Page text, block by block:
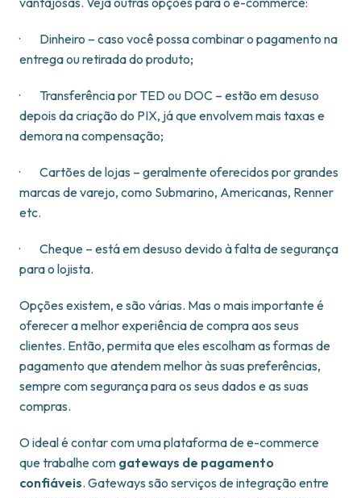
· Dinheiro – caso você possa combinar o pagamento na
entrega ou retirada do produto;
· Transferência por TED ou DOC – estão em desuso
depois da criação do PIX, já que envolvem mais taxas e
demora na compensação;
· Cartões de lojas – geralmente oferecidos por grandes
marcas de varejo, como Submarino, Americanas, Renner
etc.
· Cheque – está em desuso devido à falta de segurança
para o lojista.
Opções existem, e são várias. Mas o mais importante é
oferecer a melhor experiência de compra aos seus
clientes. Então, permita que eles escolham as formas de
pagamento que atendem melhor às suas preferências,
sempre com segurança para os seus dados e as suas
compras.
O ideal é contar com uma plataforma de e-commerce
que trabalhe com gateways de pagamento
confiáveis. Gateways são serviços de integração entre